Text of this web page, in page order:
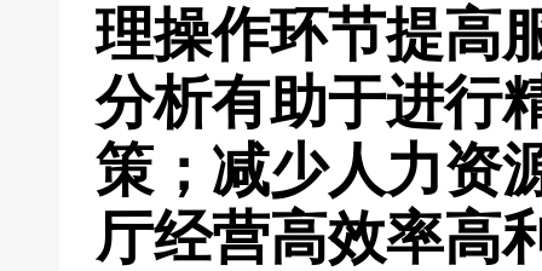
理操作环节提高
分析有助于进行
策；减少人力资
厅经营高效率高